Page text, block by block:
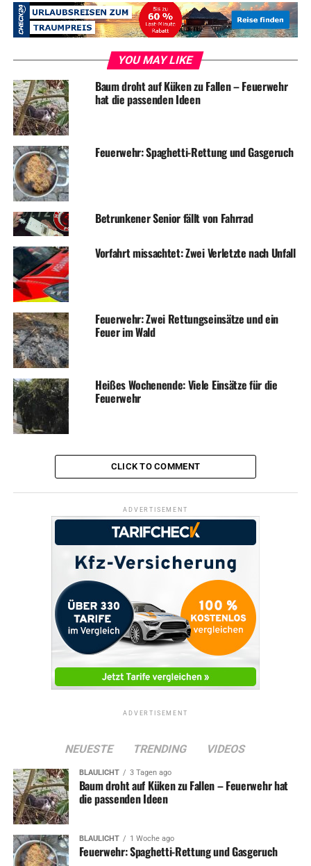
ADVERTISEMENT
RELATED TOPICS: BLAULICHT NEWS UNFALL
UP NEXT
Einkaufzentrum nach Grill-Reinigung geräumt
Einbruch in Gemeindezentrum
YOU MAY LIKE
Baum droht auf Küken zu Fallen – Feuerwehr
hat die passenden Ideen
Feuerwehr: Spaghetti-Rettung und Gasgeruch
Betrunkener Senior fällt von Fahrrad
Vorfahrt missachtet: Zwei Verletzte nach Unfall
Feuerwehr: Zwei Rettungseinsätze und ein
Feuer im Wald
Heißes Wochenende: Viele Einsätze für die
Feuerwehr
CLICK TO COMMENT
ADVERTISEMENT
ADVERTISEMENT
NEUESTE TRENDING VIDEOS
BLAULICHT 3 Tagen ago
Baum droht auf Küken zu Fallen – Feuerwehr hat
die passenden Ideen
BLAULICHT 1 Woche ago
Feuerwehr: Spaghetti-Rettung und Gasgeruch